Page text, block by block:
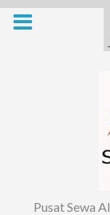
Skip
Pusat Sewa